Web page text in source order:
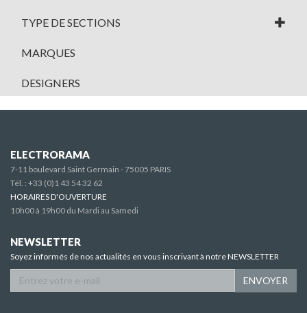
TYPE DE SECTIONS
MARQUES
DESIGNERS
ELECTRORAMA
7-11 boulevard Saint Germain - 75005 PARIS
Tél. : +33 (0)1 43 54 32 62
HORAIRES D'OUVERTURE
10h00 à 19h00 du Mardi au Samedi
NEWSLETTER
Soyez informés de nos actualités en vous inscrivant à notre NEWSLETTER
ENVOYER